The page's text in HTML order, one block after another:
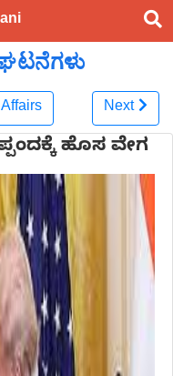
Next
ಹೊಸ ವೇಗ